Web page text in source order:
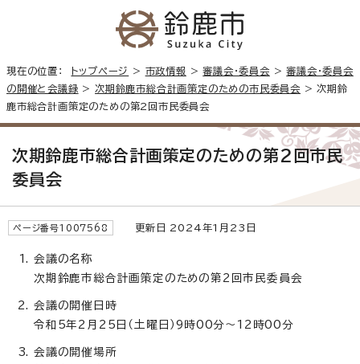
現在の位置： トップページ > 市政情報 >審議会・委員会 >審議会・委員会
の開催と会議録 >次期鈴鹿市総合計画策定のための市民委員会 > 次期鈴
鹿市総合計画策定のための第2回市民委員会
次期鈴鹿市総合計画策定のための第2回市民
委員会
ページ番号1007568 更新日 2024年1月23日
会議の名称
次期鈴鹿市総合計画策定のための第2回市民委員会
会議の開催日時
令和5年2月25日（土曜日）9時00分～12時00分
会議の開催場所